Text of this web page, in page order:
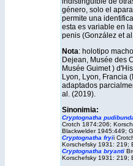
género, solo el
permite una
esta es variable en
penis (González et
Nota: holotipo
Dejean, Musée des
Musée Guimet )
Lyon, Lyon, Francia
adaptados
al. (2019).
Sinonimia:
Cryptognatha
Crotch 1874:206;
Blackwelder 1945:449;
Cryptognatha fryii
Korschefsky 1931: 219;
Cryptognatha bryanti
Korschefsky 1931: 219;